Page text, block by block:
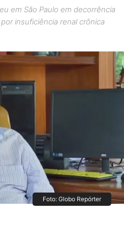
em São Paulo em decorrência
insuficiência renal crônica
Foto: Globo Repórter